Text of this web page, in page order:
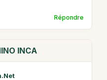
Répondre
INCA